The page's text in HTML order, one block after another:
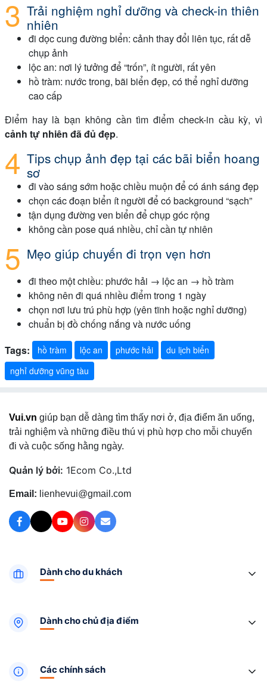
Trải nghiệm nghỉ dưỡng và check-in thiên
nhiên
đi dọc cung đường biển: cảnh thay đổi liên tục, rất dễ
chụp ảnh
lộc an: nơi lý tưởng để “trốn”, ít người, rất yên
hồ tràm: nước trong, bãi biển đẹp, có thể nghỉ dưỡng
cao cấp
Điểm hay là bạn không cần tìm điểm check-in cầu kỳ, vì
cảnh tự nhiên đã đủ đẹp.
Tips chụp ảnh đẹp tại các bãi biển hoang
sơ
đi vào sáng sớm hoặc chiều muộn để có ánh sáng đẹp
chọn các đoạn biển ít người để có background “sạch”
tận dụng đường ven biển để chụp góc rộng
không cần pose quá nhiều, chỉ cần tự nhiên
Mẹo giúp chuyến đi trọn vẹn hơn
đi theo một chiều: phước hải → lộc an → hồ tràm
không nên đi quá nhiều điểm trong 1 ngày
chọn nơi lưu trú phù hợp (yên tĩnh hoặc nghỉ dưỡng)
chuẩn bị đồ chống nắng và nước uống
Tags:
hồ tràm lộc an phước hải
du lịch biển
nghỉ dưỡng vũng tàu
Vui.vn giúp bạn dễ dàng tìm thấy nơi ở, địa điểm ăn uống,
trải nghiệm và những điều thú vị phù hợp cho mỗi chuyến
đi và cuộc sống hằng ngày.
Quản lý bởi: 1Ecom Co.,Ltd
Email: lienhevui@gmail.com
Dành cho du khách
Dành cho chủ địa điểm
Các chính sách